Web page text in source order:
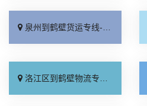
泉州到鹤壁货运专线-泉州到鹤壁物流公司_专业靠谱「多少公里」
洛江区到鹤壁物流专线_无需中转「需要几天」